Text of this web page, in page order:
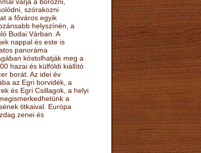
szórakozni
a főváros egyik
helyszínén, a
Budai Várban. A
nappal és este is
panoráma
kóstolhatják meg a
hazai és külföldi kiállító
borát. Az idei év
az Egri borvidék, a
és Egri Csillagok, a helyi
a
titkaival. Európa
zenei és